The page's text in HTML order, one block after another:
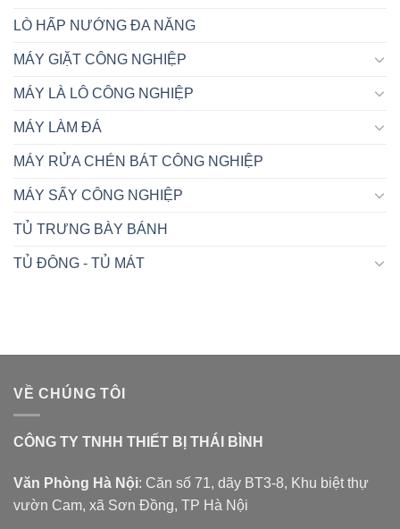
LÒ HẤP NƯỚNG ĐA NĂNG
MÁY GIẶT CÔNG NGHIỆP
MÁY LÀ LÔ CÔNG NGHIỆP
MÁY LÀM ĐÁ
MÁY RỬA CHÉN BÁT CÔNG NGHIỆP
MÁY SẤY CÔNG NGHIỆP
TỦ TRƯNG BÀY BÁNH
TỦ ĐÔNG - TỦ MÁT
VỀ CHÚNG TÔI
CÔNG TY TNHH THIẾT BỊ THÁI BÌNH
Văn Phòng Hà Nội: Căn số 71, dãy BT3-8, Khu biệt thự
vườn Cam, xã Sơn Đồng, TP Hà Nội